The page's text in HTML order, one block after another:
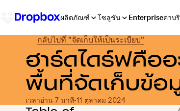
ผลิตภัณฑ์ โซลูชัน Enterpriseค่าบ
กลับไปที่ "จัดเก็บให้เป็นระเบียบ"
ฮาร์ดไดร์ฟคืออ
พื้นที่จัดเก็บข้อ
เวลาอ่าน 7 นาที•11 ตุลาคม 2024